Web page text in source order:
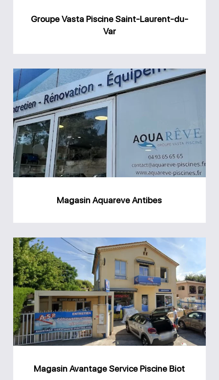
Groupe Vasta Piscine Saint-Laurent-du-
Var
Magasin
Aquareve
Antibes
Magasin Aquareve Antibes
Magasin
Avantage
Service
Piscine
Biot
Magasin Avantage Service Piscine Biot